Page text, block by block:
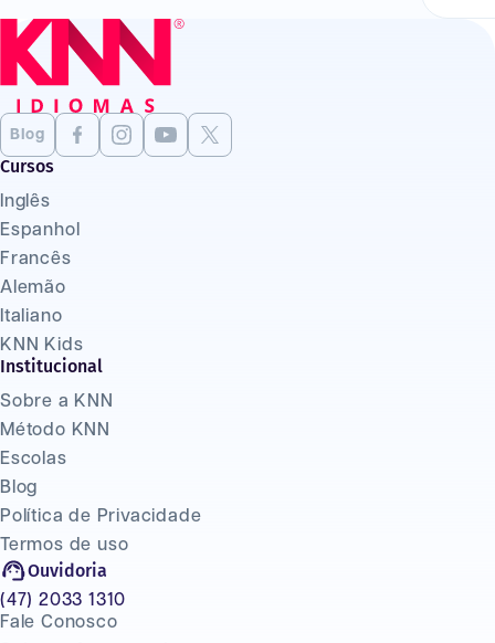
Blog
Cursos
Inglês
Espanhol
Francês
Alemão
Italiano
KNN Kids
Institucional
Sobre a KNN
Método KNN
Escolas
Blog
Política de Privacidade
Termos de uso
Ouvidoria
(47) 2033 1310
Fale Conosco